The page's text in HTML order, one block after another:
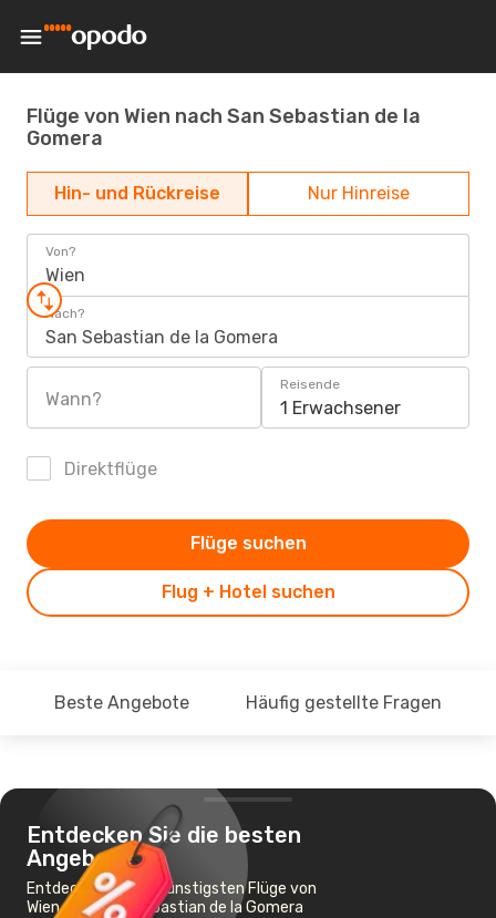
Flüge von Wien nach San Sebastian de la
Gomera
Hin- und Rückreise Nur Hinreise
Von?
Wien
Nach?
San Sebastian de la Gomera
Wann?
Reisende
1 Erwachsener
Direktflüge
Flug + Hotel suchen
Flüge suchen
Beste Angebote Häufig gestellte Fragen
Entdecken Sie die besten
Angebote
Entdecken Sie die günstigsten Flüge von
Wien nach San Sebastian de la Gomera